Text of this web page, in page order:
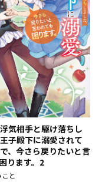
気相手と駆け落ちし
子殿下に溺愛されて
、今さら戻りたいと言
ります。2
と